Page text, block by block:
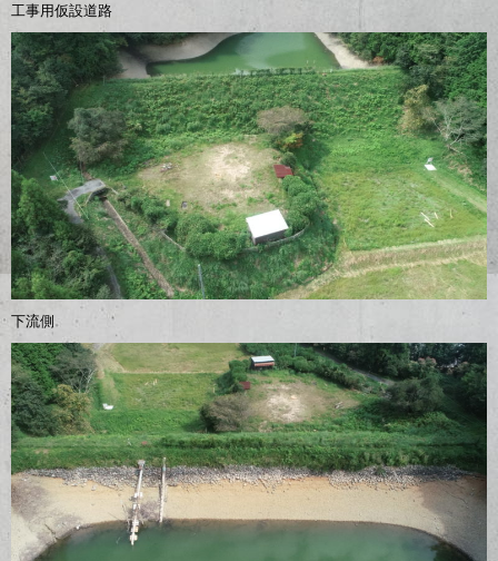
工事用仮設道路
下流側